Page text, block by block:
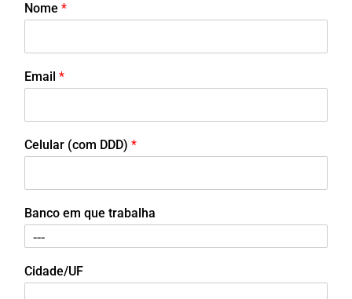
Nome *
Email *
Celular (com DDD) *
Banco em que trabalha
Cidade/UF